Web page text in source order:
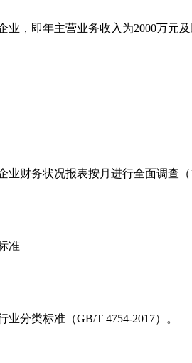
，即年主营业务收入为2000万元及
财务状况报表按月进行全面调查（
准
分类标准（GB/T 4754-2017）。